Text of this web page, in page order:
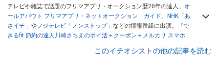
テレビや雑誌で話題のフリマアプリ・オークション歴20年の達人。 オ
ールアバウト フリマアプリ・ネットオークション ガイド。
NHK「あ
さイチ」 やフジテレビ「ノンストップ」 などの情報番組に出演。
『で
きるfit 節約の達人川崎さちえのポイ活＋クーポン＋メルカリ スマホで
スマホ1つでスキマ時間に効率的に稼ぐ！』（翔泳社刊） ほか著書多
このイチオシストの他の記事を読む